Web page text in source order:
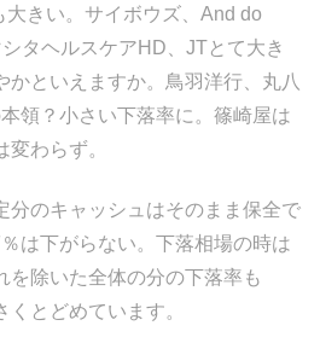
きい。サイボウズ、And do
タヘルスケアHD、JTとて大き
かといえますか。鳥羽洋行、丸八
領？小さい下落率に。篠崎屋は
変わらず。
分のキャッシュはそのまま保全で
は下がらない。下落相場の時は
を除いた全体の分の下落率も
とどめています。